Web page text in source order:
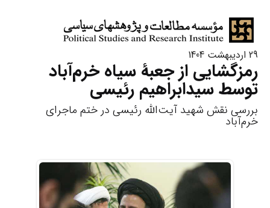
29 اردیبهشت 1404
رمزگشایی از جعبۀ سیاه خرم‌آباد
توسط سیدابراهیم رئیسی
بررسی نقش شهید آیت‌الله رئیسی در ختم ماجرای
خرم‌آباد